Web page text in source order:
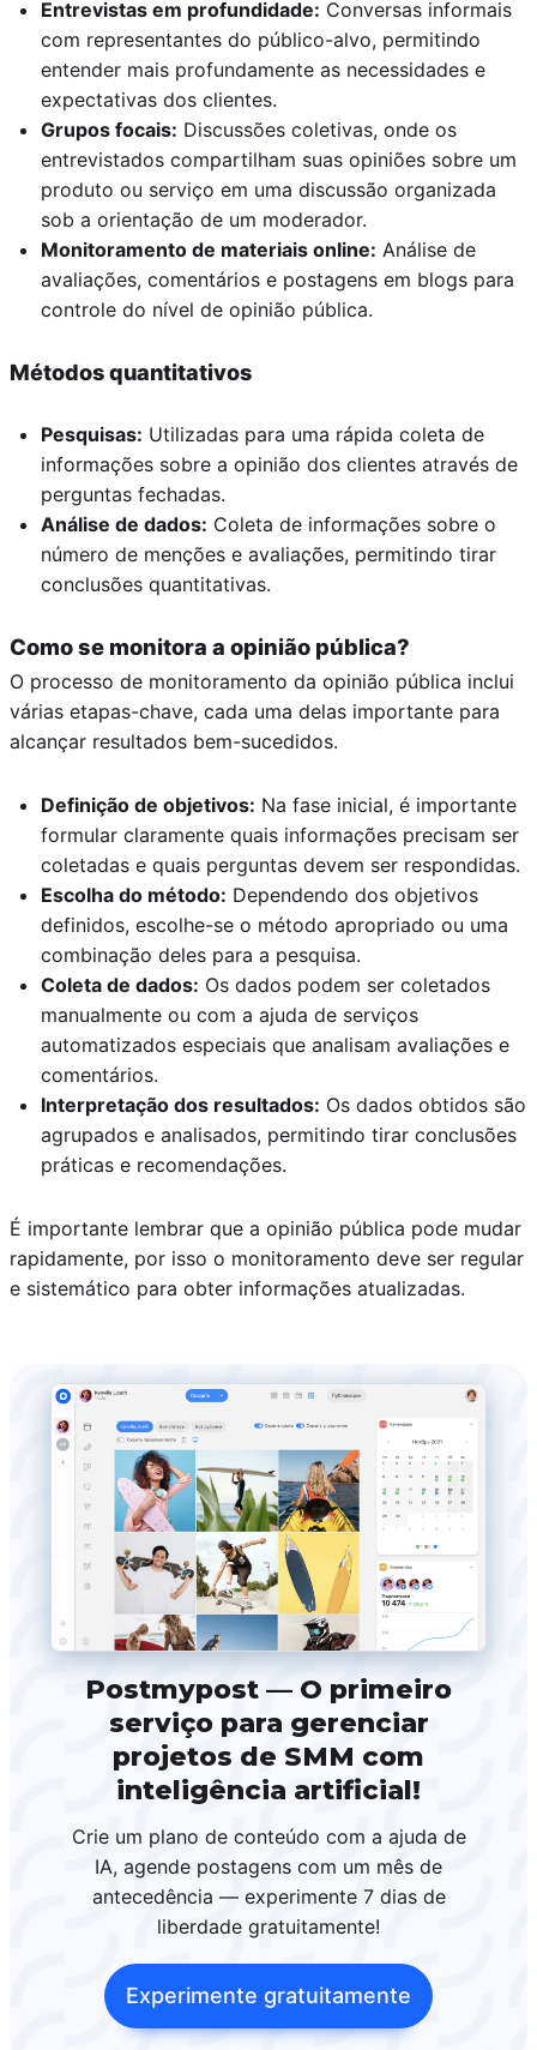
Entrevistas em profundidade: Conversas informais
com representantes do público-alvo, permitindo
entender mais profundamente as necessidades e
expectativas dos clientes.
Grupos focais: Discussões coletivas, onde os
entrevistados compartilham suas opiniões sobre um
produto ou serviço em uma discussão organizada
sob a orientação de um moderador.
Monitoramento de materiais online: Análise de
avaliações, comentários e postagens em blogs para
controle do nível de opinião pública.
Métodos quantitativos
Pesquisas: Utilizadas para uma rápida coleta de
informações sobre a opinião dos clientes através de
perguntas fechadas.
Análise de dados: Coleta de informações sobre o
número de menções e avaliações, permitindo tirar
conclusões quantitativas.
Como se monitora a opinião pública?
O processo de monitoramento da opinião pública inclui
várias etapas-chave, cada uma delas importante para
alcançar resultados bem-sucedidos.
Definição de objetivos: Na fase inicial, é importante
formular claramente quais informações precisam ser
coletadas e quais perguntas devem ser respondidas.
Escolha do método: Dependendo dos objetivos
definidos, escolhe-se o método apropriado ou uma
combinação deles para a pesquisa.
Coleta de dados: Os dados podem ser coletados
manualmente ou com a ajuda de serviços
automatizados especiais que analisam avaliações e
comentários.
Interpretação dos resultados: Os dados obtidos são
agrupados e analisados, permitindo tirar conclusões
práticas e recomendações.
É importante lembrar que a opinião pública pode mudar
rapidamente, por isso o monitoramento deve ser regular
e sistemático para obter informações atualizadas.
Postmypost — O primeiro
serviço para gerenciar
projetos de SMM com
inteligência artificial!
Crie um plano de conteúdo com a ajuda de
IA, agende postagens com um mês de
antecedência — experimente 7 dias de
liberdade gratuitamente!
Experimente gratuitamente